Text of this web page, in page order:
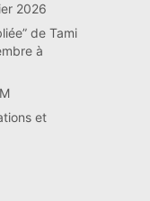
2026
de Tami
à
et